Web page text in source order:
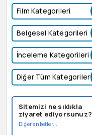
Film Kategorileri
Belgesel Kategorileri
İnceleme Kategorileri
Diğer Tüm Kategoriler
Sitemizi ne sıklıkla
ziyaret ediyorsunuz?
Diğer anketler...